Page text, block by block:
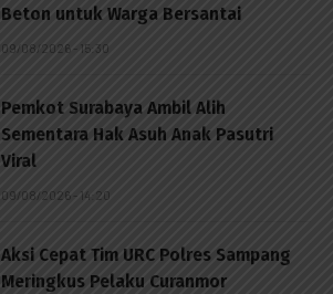
Beton untuk Warga Bersantai
09/08/2026 - 15:30
Pemkot Surabaya Ambil Alih
Sementara Hak Asuh Anak Pasutri
Viral
09/08/2026 - 14:20
Aksi Cepat Tim URC Polres Sampang
Meringkus Pelaku Curanmor